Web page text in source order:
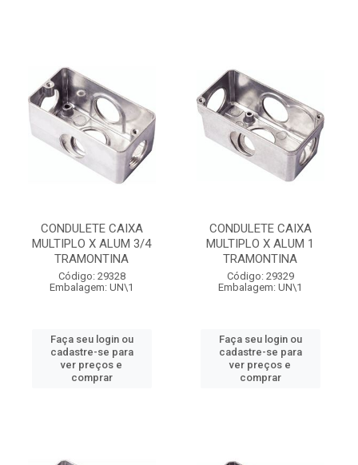
CONDULETE CAIXA
MULTIPLO X ALUM 3/4
TRAMONTINA
Código: 29328
Embalagem: UN\1
Faça seu login ou
cadastre-se para
ver preços e
comprar
CONDULETE CAIXA
MULTIPLO X ALUM 1
TRAMONTINA
Código: 29329
Embalagem: UN\1
Faça seu login ou
cadastre-se para
ver preços e
comprar